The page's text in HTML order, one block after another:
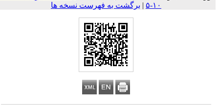
۱۰-۵
|برگشت به فهرست نسخه ها